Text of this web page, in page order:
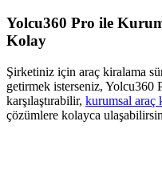
Yolcu360 Pro ile
Kolay
Şirketiniz için araç kiralama
getirmek isterseniz, Yolcu360
karşılaştırabilir, kurumsal araç
çözümlere kolayca